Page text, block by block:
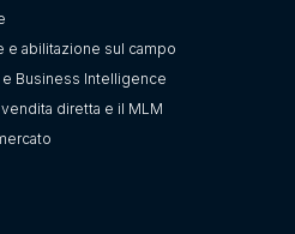
e abilitazione sul campo
Business Intelligence
diretta e il MLM